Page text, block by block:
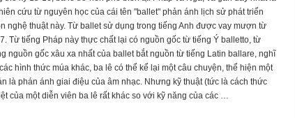
cứu từ nguyên học của cái tên "ballet" phản ánh lịch sử phát triển
nghệ thuật này. Từ ballet sử dụng trong tiếng Anh được vay mượn từ
Từ tiếng Pháp này thực chất lại có nguồn gốc từ tiếng Ý balletto, từ
nguồn gốc xâu xa nhất của ballet bắt nguồn từ tiếng Latin ballare, nghĩ
hình thức múa khác, ba lê có thể kể lại một câu chuyện, thể hiện một
là phán ánh giai điệu của âm nhạc. Nhưng kỹ thuật (tức là cách thức
của một diễn viên ba lê rất khác so với kỹ năng của các …